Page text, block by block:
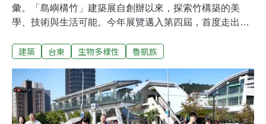
彙。「島嶼構竹」建築展自創辦以來，探索竹構築的美
學、技術與生活可能。今年展覽邁入第四屆，首度走出西
三地。六組建築團隊以竹為媒介，回應土地、氣候與在地
也展現了當代設計如何與自然共生。本屆常設展覽由農業
部林業及自然保育署指導、台灣竹會主辦，於今年5月6日
於台東盛大展開，延續前三屆對竹構造技術的探索與生活
性的拓展，進一步回應人與環境的關係。從斷裂危機到正
建築 台東 生物多樣性 魯凱族